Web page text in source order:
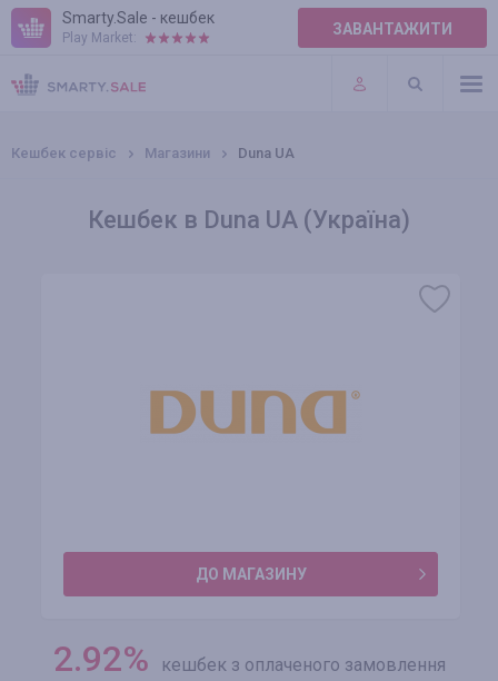
Smarty.Sale - кешбек
Play Market: ЗАВАНТАЖИТИ
ПРАВИЛА
ПЛАГІНИ
Кешбек сервіс Магазини Duna UA
Кешбек в Duna UA (Україна)
ДО МАГАЗИНУ
2.92% кешбек з оплаченого замовлення